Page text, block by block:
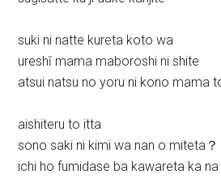
suki ni natte kureta koto wa
ureshī mama maboroshi ni shite
atsui natsu no yoru ni kono mama
aishiteru to itta
sono saki ni kimi wa nan o miteta？
ichi ho fumidase ba kawareta ka na